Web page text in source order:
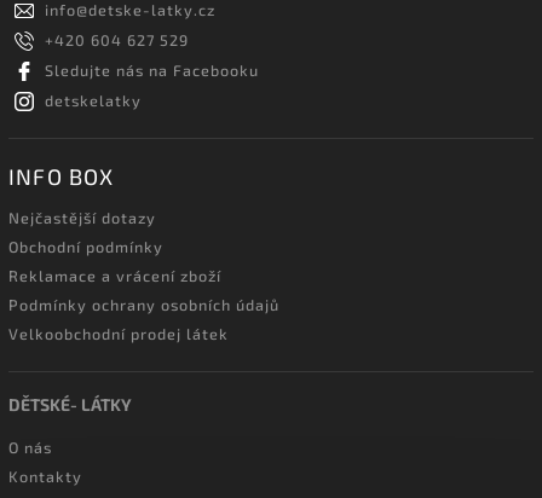
info@detske-latky.cz
+420 604 627 529
Sledujte nás na Facebooku
detskelatky
INFO BOX
Nejčastější dotazy
Obchodní podmínky
Reklamace a vrácení zboží
Podmínky ochrany osobních údajů
Velkoobchodní prodej látek
DĚTSKÉ- LÁTKY
O nás
Kontakty